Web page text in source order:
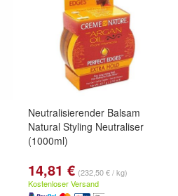
Neutralisierender Balsam
Natural Styling Neutraliser
(1000ml)
14,81 € (232,50 € / kg)
Kostenloser Versand